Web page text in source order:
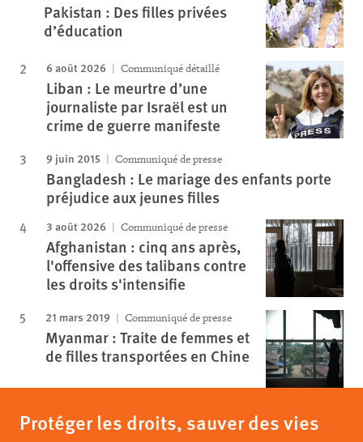
Pakistan : Des filles privées
d’éducation
6 août 2026 Communiqué détaillé
Liban : Le meurtre d’une
journaliste par Israël est un
crime de guerre manifeste
9 juin 2015 Communiqué de presse
Bangladesh : Le mariage des enfants porte
préjudice aux jeunes filles
3 août 2026 Communiqué de presse
Afghanistan : cinq ans après,
l'offensive des talibans contre
les droits s'intensifie
21 mars 2019 Communiqué de presse
Myanmar : Traite de femmes et
de filles transportées en Chine
Protéger les droits, sauver des vies